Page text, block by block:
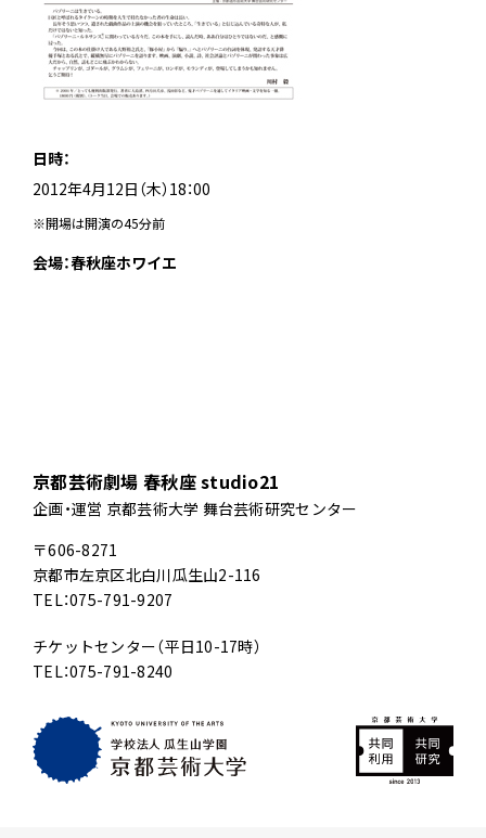
日時：
2012年4月12日（木）18：00
※開場は開演の45分前
会場：春秋座ホワイエ
京都芸術劇場 春秋座 studio21
企画・運営 京都芸術大学 舞台芸術研究センター
〒606-8271
京都市左京区北白川瓜生山2-116
TEL：075-791-9207
チケットセンター（平日10-17時）
TEL：075-791-8240